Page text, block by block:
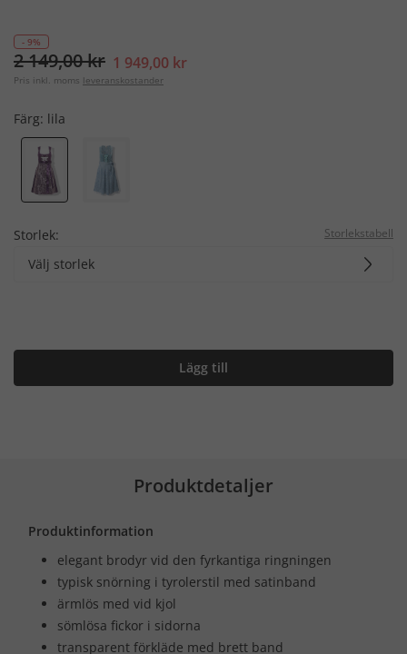
- 9%
2 149,00 kr 1 949,00 kr
Pris inkl. moms leveranskostander
Färg: lila
Storlek: Storlekstabell
Välj storlek
Lägg till
Produktdetaljer
Produktinformation
elegant brodyr vid den fyrkantiga ringningen
typisk snörning i tyrolerstil med satinband
ärmlös med vid kjol
sömlösa fickor i sidorna
transparent förkläde med brett band